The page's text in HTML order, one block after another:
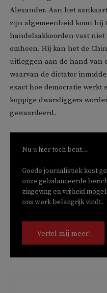
Alexander. Aan het
zijn algemeenheid komt hij
handelsakkoorden vast
omheen. Hij kan het de
uitleggen aan de hand van
waarvan de dictator
exact hoe democratie werkt
koppige dwarsliggers
gewaardeerd.
Nu u hier toch bent...
Goede journalistiek kost
onze gebalanceerde
zingeving en vrijheid
ons werk belangrijk vindt.
Vertel mij meer!